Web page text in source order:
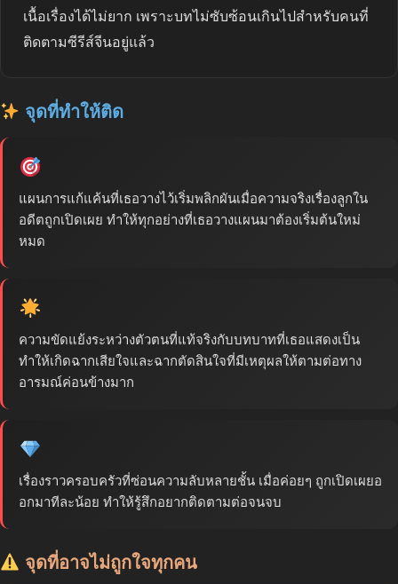
เนื้อเรื่องได้ไม่ยาก เพราะบทไม่ซับซ้อนเกินไปสำหรับคนที่
ติดตามซีรีส์จีนอยู่แล้ว
จุดที่ทำให้ติด
แผนการแก้แค้นที่เธอวางไว้เริ่มพลิกผันเมื่อความจริงเรื่องลูกใน
อดีตถูกเปิดเผย ทำให้ทุกอย่างที่เธอวางแผนมาต้องเริ่มต้นใหม่
หมด
ความขัดแย้งระหว่างตัวตนที่แท้จริงกับบทบาทที่เธอแสดงเป็น
ทำให้เกิดฉากเสียใจและฉากตัดสินใจที่มีเหตุผลให้ตามต่อทาง
อารมณ์ค่อนข้างมาก
เรื่องราวครอบครัวที่ซ่อนความลับหลายชั้น เมื่อค่อยๆ ถูกเปิดเผยอ
อกมาทีละน้อย ทำให้รู้สึกอยากติดตามต่อจนจบ
จุดที่อาจไม่ถูกใจทุกคน